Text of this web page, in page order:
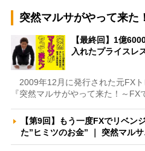
突然マルサがやって来た！
【最終回】1億
入れたプライスレ
2009年12月に発行された元FX
『突然マルサがやって来た！～
【第9回】もう一度FXでリベ
た”ヒミツのお金” ｜ 突然マル